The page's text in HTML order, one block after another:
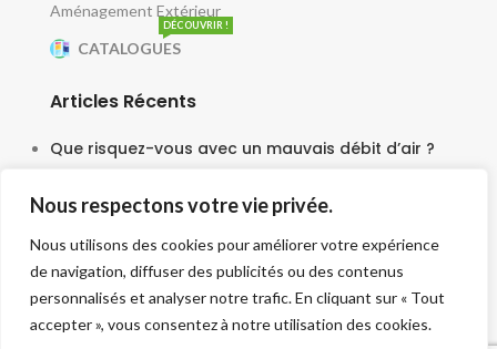
Nous respectons votre vie privée.
Nous utilisons des cookies pour améliorer votre expérience
de navigation, diffuser des publicités ou des contenus
personnalisés et analyser notre trafic. En cliquant sur « Tout
accepter », vous consentez à notre utilisation des cookies.
Aménagement Extérieur
CATALOGUES
DÉCOUVRIR !
Articles Récents
Que risquez-vous avec un mauvais débit d’air ?
Le moteur escargot est-il vraiment silencieux ?
3 juin 2025
Faut-il une tourelle pour chaque cuisine ?
30 mai 2025